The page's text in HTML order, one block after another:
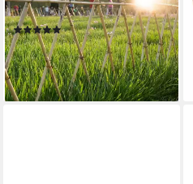
105cm, natur
(2)
14,99 € UVP29,99 €
-50%
lieferbar - in 2-3 Werktagen bei dir